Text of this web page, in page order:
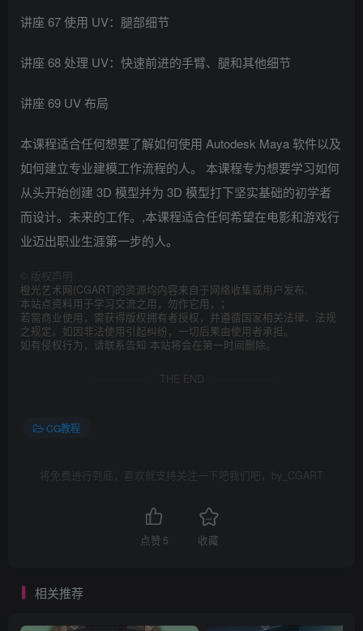
讲座 67 使用 UV：腿部细节
讲座 68 处理 UV：快速前进的手臂、腿和其他细节
讲座 69 UV 布局
本课程适合任何想要了解如何使用 Autodesk Maya 软件以及
如何建立专业建模工作流程的人。 本课程专为想要学习如何
从头开始创建 3D 模型并为 3D 模型打下坚实基础的初学者
而设计。未来的工作。,本课程适合任何希望在电影和游戏行
业迈出职业生涯第一步的人。
版权声明
橙光艺术网(CGART)的资源均内容来自于网络收集或用户发布.
本站点资料用于学习交流之用，勿作它用，；
若需商业使用，需获得版权拥有者授权，并遵循国家相关法律、法规
之规定。如因非法使用引起纠纷，一切后果由使用者承担。
如有侵权行为，请联系告知 本站将会在第一时间删除。
THE END
CG教程
将免费进行到底，喜欢就支持关注一下吧我们吧，by_CGART
点赞 5 收藏
相关推荐